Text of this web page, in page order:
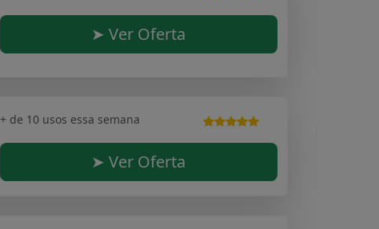
➤ Ver Oferta
+ de 10 usos essa semana
➤ Ver Oferta